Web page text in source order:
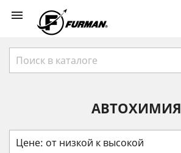

АВТОХИМИЯ
Цене: от низкой к высокой